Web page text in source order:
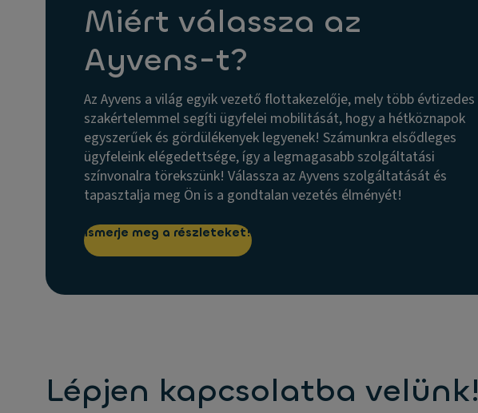
Miért válassza az
Ayvens-t?
Az Ayvens a világ egyik vezető flottakezelője, mely több évtizedes
szakértelemmel segíti ügyfelei mobilitását, hogy a hétköznapok
egyszerűek és gördülékenyek legyenek! Számunkra elsődleges
ügyfeleink elégedettsége, így a legmagasabb szolgáltatási
színvonalra törekszünk! Válassza az Ayvens szolgáltatását és
tapasztalja meg Ön is a gondtalan vezetés élményét!
Ismerje meg a részleteket!
Lépjen kapcsolatba velünk!